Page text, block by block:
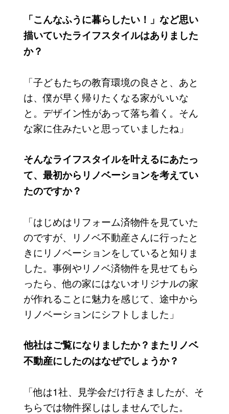
「こんなふうに暮らしたい！」など思い
描いていたライフスタイルはありました
か？
「子どもたちの教育環境の良さと、あと
は、僕が早く帰りたくなる家がいいな
と。デザイン性があって落ち着く。そん
な家に住みたいと思っていましたね」
そんなライフスタイルを叶えるにあたっ
て、最初からリノベーションを考えてい
たのですか？
「はじめはリフォーム済物件を見ていた
のですが、リノベ不動産さんに行ったと
きにリノベーションをしていると知りま
した。事例やリノベ済物件を見せてもら
ったら、他の家にはないオリジナルの家
が作れることに魅力を感じて、途中から
リノベーションにシフトしました」
他社はご覧になりましたか？またリノベ
不動産にしたのはなぜでしょうか？
「他は1社、見学会だけ行きましたが、そ
ちらでは物件探しはしませんでした。